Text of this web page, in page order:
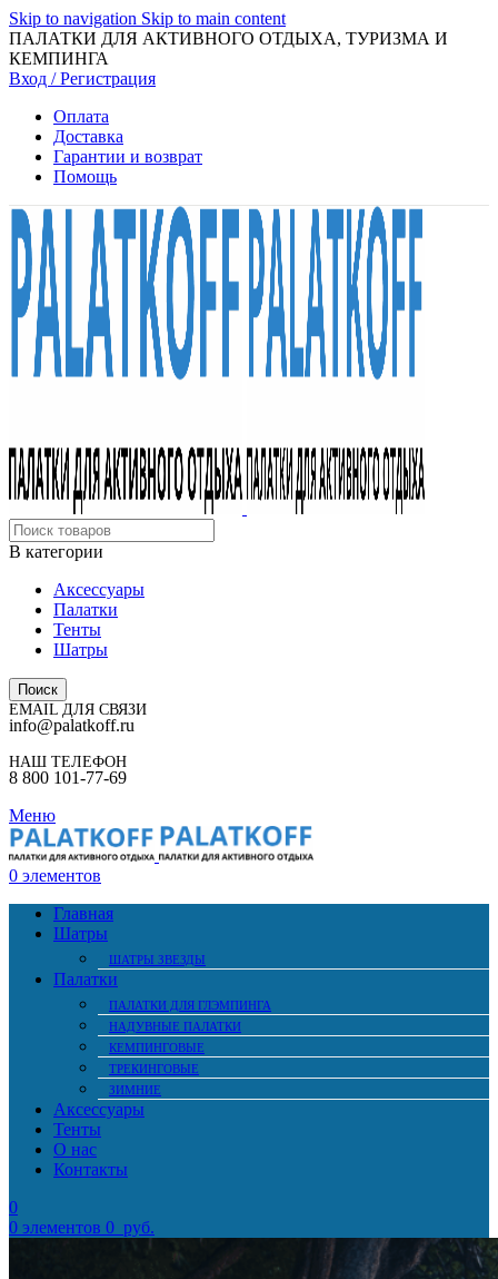
Skip to navigation Skip to main content
ПАЛАТКИ ДЛЯ АКТИВНОГО ОТДЫХА, ТУРИЗМА И
КЕМПИНГА
Вход / Регистрация
Оплата
Доставка
Гарантии и возврат
Помощь
В категории
Аксессуары
Палатки
Тенты
Шатры
Поиск
EMAIL ДЛЯ СВЯЗИ
info@palatkoff.ru
НАШ ТЕЛЕФОН
8 800 101-77-69
Меню
0 элементов
Главная
Шатры
ШАТРЫ ЗВЕЗДЫ
Палатки
ПАЛАТКИ ДЛЯ ГЛЭМПИНГА
НАДУВНЫЕ ПАЛАТКИ
КЕМПИНГОВЫЕ
ТРЕКИНГОВЫЕ
ЗИМНИЕ
Аксессуары
Тенты
О нас
Контакты
0
0 элементов 0 руб.